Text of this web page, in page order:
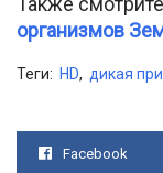
организмов
Теги: HD, дикая
Facebook